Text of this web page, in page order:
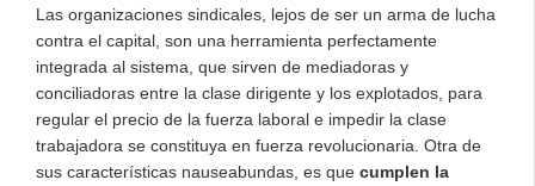
Las organizaciones sindicales, lejos de ser un arma de lucha
contra el capital, son una herramienta perfectamente
integrada al sistema, que sirven de mediadoras y
conciliadoras entre la clase dirigente y los explotados, para
regular el precio de la fuerza laboral e impedir la clase
trabajadora se constituya en fuerza revolucionaria. Otra de
sus características nauseabundas, es que cumplen la